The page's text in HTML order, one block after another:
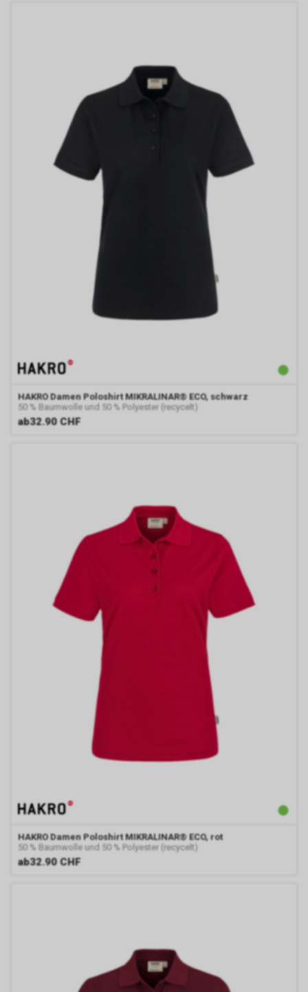
HAKRO Damen Poloshirt MIKRALINAR® ECO, schwarz
50 % Baumwolle und 50 % Polyester (recycelt)
ab32.90 CHF
HAKRO Damen Poloshirt MIKRALINAR® ECO, rot
50 % Baumwolle und 50 % Polyester (recycelt)
ab32.90 CHF